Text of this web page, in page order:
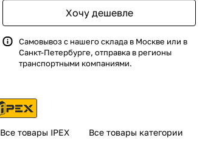
Хочу дешевле
Самовывоз с нашего склада в Москве или в
Санкт-Петербурге, отправка в регионы
транспортными компаниями.
Все товары IPEX Все товары категории